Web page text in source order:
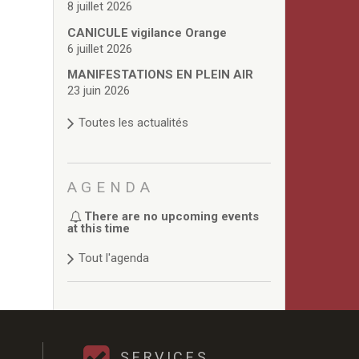
8 juillet 2026
CANICULE vigilance Orange
6 juillet 2026
MANIFESTATIONS EN PLEIN AIR
23 juin 2026
Toutes les actualités
AGENDA
There are no upcoming events
at this time
Tout l'agenda